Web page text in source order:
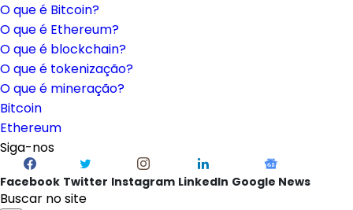
O que é Bitcoin?
O que é Ethereum?
O que é blockchain?
O que é tokenização?
O que é mineração?
Bitcoin
Ethereum
Siga-nos
Facebook Twitter Instagram LinkedIn Google News
Buscar no site